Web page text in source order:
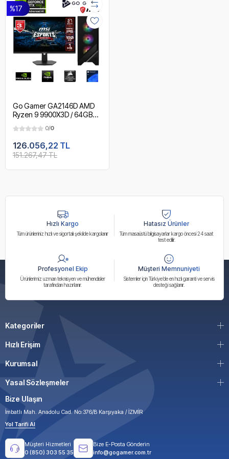
%17
Go Gamer GA2146D AMD
Ryzen 9 9900X3D / 64GB
m.2 SSD / RTX 5060 /
240mm Sıvı Soğutma / MSI
27" 180Hz. / AMD Gaming
Paket
0/0
126.056,22 TL
151.267,47 TL
Hızlı Kargo
Tüm ürünleriniz hızlı ve sigortalı şekilde kargolanır
Hatasız Ürünler
Tüm masaüstü bilgisayarlar kargo öncesi 24 saat
test edilir.
Profesyonel Ekip
Ürünlerimiz uzman teknisyen ve mühendisler
tarafından hazırlanır.
Müşteri Memnuniyeti
Sistemler için Türkiye’de en hızlı garanti ve servis
desteği sağlanır.
Kategoriler
Hızlı Erişim
Kurumsal
Yasal Sözleşmeler
Bize Ulaşın
İmbatlı Mah. Anadolu Cad. No:376/B Karşıyaka / İZMİR
Yol Tarifi Al
Müşteri Hizmetleri
0 (850) 303 55 35
Bize E-Posta Gönderin
info@gogamer.com.tr